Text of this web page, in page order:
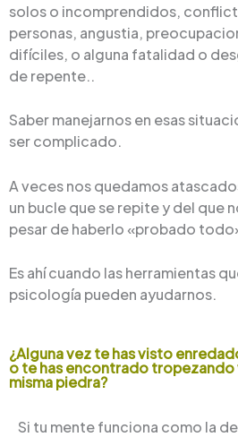
solos o incomprendidos,
personas, angustia,
difíciles, o alguna fatalidad o
de repente..
Saber manejarnos en esas
ser complicado.
A veces nos quedamos
un bucle que se repite y del que
pesar de haberlo «probado
Es ahí cuando las herramientas
psicología pueden ayudarnos.
¿Alguna vez te has visto
o te has encontrado tropezando
misma piedra?
Si tu mente funciona como la